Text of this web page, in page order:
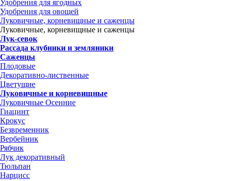
Удобрения для ягодных
Удобрения для овощей
Луковичные, корневищные и саженцы
Луковичные, корневищные и саженцы
Лук-севок
Рассада клубники и земляники
Саженцы
Плодовые
Декоративно-лиственные
Цветущие
Луковичные и корневищные
Луковичные Осенние
Гиацинт
Крокус
Безвременник
Вербейник
Рябчик
Лук декоративный
Тюльпан
Нарцисс